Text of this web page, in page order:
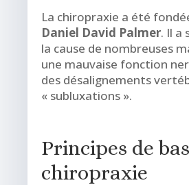
La chiropraxie a été
Daniel David Palmer. Il a
la cause de nombreuses
une mauvaise fonction
des désalignements
« subluxations ».
Principes de
chiropraxie